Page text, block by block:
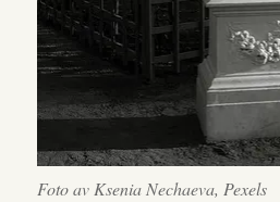
Foto av Ksenia Nechaeva, Pexels